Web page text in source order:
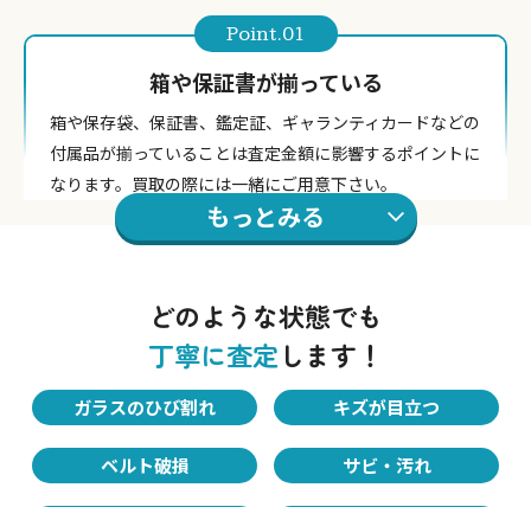
もっとみる
Point.01
箱や保証書が揃っている
箱や保存袋、保証書、鑑定証、ギャランティカードなどの
付属品が揃っていることは査定金額に影響するポイントに
なります。買取の際には一緒にご用意下さい。
時計の外見状態
綺麗な状態であるほど査定価格は高くなります。風防（ガ
ラス面）を拭き取っていただくなど、綺麗な状態で持って
きていただくことをおすすめします。
どのような状態でも
丁寧に査定 します！
ガラスのひび割れ キズが目立つ
ベルト破損 サビ・汚れ